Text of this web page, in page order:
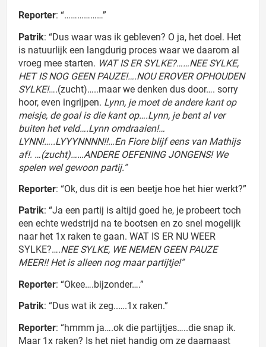
Reporter: “………………”
Patrik: “Dus waar was ik gebleven? O ja, het doel. Het
is natuurlijk een langdurig proces waar we daarom al
vroeg mee starten. WAT IS ER SYLKE?……NEE SYLKE,
HET IS NOG GEEN PAUZE!….NOU EROVER OPHOUDEN
SYLKE!….(zucht)…..maar we denken dus door…. sorry
hoor, even ingrijpen. Lynn, je moet de andere kant op
meisje, de goal is die kant op….Lynn, je bent al ver
buiten het veld….Lynn omdraaien!…
LYNN!…..LYYYNNNN!!…En Fiore blijf eens van Mathijs
af!. …(zucht)……ANDERE OEFENING JONGENS! We
spelen wel gewoon partij.”
Reporter: “Ok, dus dit is een beetje hoe het hier werkt?”
Patrik: “Ja een partij is altijd goed he, je probeert toch
een echte wedstrijd na te bootsen en zo snel mogelijk
naar het 1x raken te gaan. WAT IS ER NU WEER
SYLKE?….NEE SYLKE, WE NEMEN GEEN PAUZE
MEER!! Het is alleen nog maar partijtje!”
Reporter: “Okee….bijzonder….”
Patrik: “Dus wat ik zeg..….1x raken.”
Reporter: “hmmm ja….ok die partijtjes…..die snap ik.
Maar 1x raken? Is het niet handig om ze daarnaast